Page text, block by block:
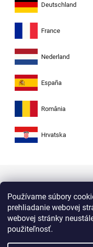
Používame súbory
prehliadanie webovej
webovej stránky
použiteľnosť.
Deutschland
France
Nederland
España
România
Hrvatska